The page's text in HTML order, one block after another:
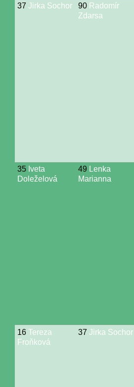
37 Jirka Sochor 90 Radomír
Zdarsa
35 Iveta
Doleželová
49 Lenka
Marianna
16 Tereza
Froňková
37 Jirka Sochor